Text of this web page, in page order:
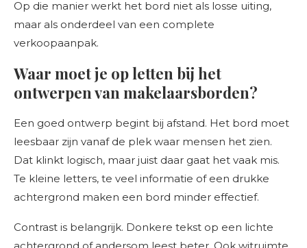
Op die manier werkt het bord niet als losse uiting,
maar als onderdeel van een complete
verkoopaanpak.
Waar moet je op letten bij het
ontwerpen van makelaarsborden?
Een goed ontwerp begint bij afstand. Het bord moet
leesbaar zijn vanaf de plek waar mensen het zien.
Dat klinkt logisch, maar juist daar gaat het vaak mis.
Te kleine letters, te veel informatie of een drukke
achtergrond maken een bord minder effectief.
Contrast is belangrijk. Donkere tekst op een lichte